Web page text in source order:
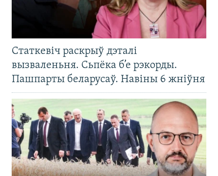
Статкевіч раскрыў дэталі
вызваленьня. Сьпёка б’е рэкорды.
Пашпарты беларусаў. Навіны 6 жніўня